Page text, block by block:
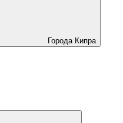
Города Кипра